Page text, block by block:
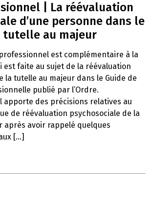
| La réévaluation
d’une personne dans le
tutelle au majeur
est complémentaire à la
est faite au sujet de la réévaluation
la tutelle au majeur dans le Guide de
publié par l’Ordre.
apporte des précisions relatives au
de réévaluation psychosociale de la
après avoir rappelé quelques
[...]